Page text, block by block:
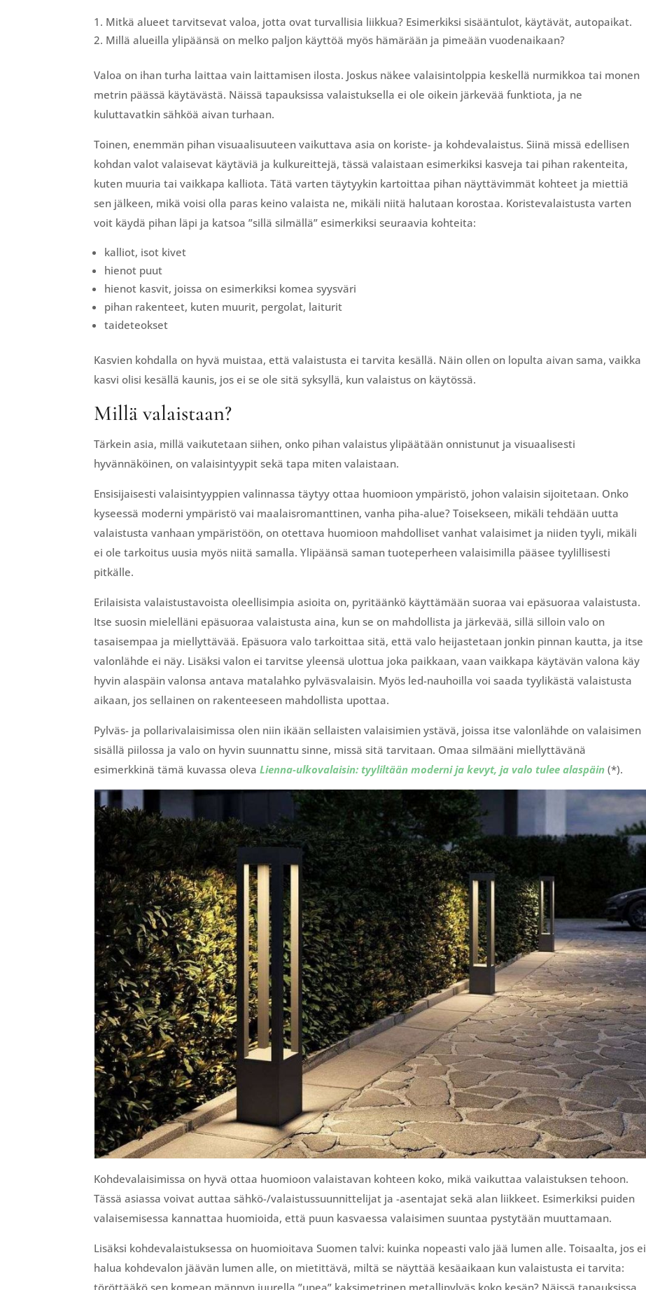
Mitkä alueet tarvitsevat valoa, jotta ovat turvallisia liikkua? Esimerkiksi sisääntulot, käytävät, autopaikat.
Millä alueilla ylipäänsä on melko paljon käyttöä myös hämärään ja pimeään vuodenaikaan?
Valoa on ihan turha laittaa vain laittamisen ilosta. Joskus näkee valaisintolppia keskellä nurmikkoa tai monen
metrin päässä käytävästä. Näissä tapauksissa valaistuksella ei ole oikein järkevää funktiota, ja ne
kuluttavatkin sähköä aivan turhaan.
Toinen, enemmän pihan visuaalisuuteen vaikuttava asia on koriste- ja kohdevalaistus. Siinä missä edellisen
kohdan valot valaisevat käytäviä ja kulkureittejä, tässä valaistaan esimerkiksi kasveja tai pihan rakenteita,
kuten muuria tai vaikkapa kalliota. Tätä varten täytyykin kartoittaa pihan näyttävimmät kohteet ja miettiä
sen jälkeen, mikä voisi olla paras keino valaista ne, mikäli niitä halutaan korostaa. Koristevalaistusta varten
voit käydä pihan läpi ja katsoa ”sillä silmällä” esimerkiksi seuraavia kohteita:
kalliot, isot kivet
hienot puut
hienot kasvit, joissa on esimerkiksi komea syysväri
pihan rakenteet, kuten muurit, pergolat, laiturit
taideteokset
Kasvien kohdalla on hyvä muistaa, että valaistusta ei tarvita kesällä. Näin ollen on lopulta aivan sama, vaikka
kasvi olisi kesällä kaunis, jos ei se ole sitä syksyllä, kun valaistus on käytössä.
Millä valaistaan?
Tärkein asia, millä vaikutetaan siihen, onko pihan valaistus ylipäätään onnistunut ja visuaalisesti
hyvännäköinen, on valaisintyypit sekä tapa miten valaistaan.
Ensisijaisesti valaisintyyppien valinnassa täytyy ottaa huomioon ympäristö, johon valaisin sijoitetaan. Onko
kyseessä moderni ympäristö vai maalaisromanttinen, vanha piha-alue? Toisekseen, mikäli tehdään uutta
valaistusta vanhaan ympäristöön, on otettava huomioon mahdolliset vanhat valaisimet ja niiden tyyli, mikäli
ei ole tarkoitus uusia myös niitä samalla. Ylipäänsä saman tuoteperheen valaisimilla pääsee tyylillisesti
pitkälle.
Erilaisista valaistustavoista oleellisimpia asioita on, pyritäänkö käyttämään suoraa vai epäsuoraa valaistusta.
Itse suosin mielelläni epäsuoraa valaistusta aina, kun se on mahdollista ja järkevää, sillä silloin valo on
tasaisempaa ja miellyttävää. Epäsuora valo tarkoittaa sitä, että valo heijastetaan jonkin pinnan kautta, ja itse
valonlähde ei näy. Lisäksi valon ei tarvitse yleensä ulottua joka paikkaan, vaan vaikkapa käytävän valona käy
hyvin alaspäin valonsa antava matalahko pylväsvalaisin. Myös led-nauhoilla voi saada tyylikästä valaistusta
aikaan, jos sellainen on rakenteeseen mahdollista upottaa.
Pylväs- ja pollarivalaisimissa olen niin ikään sellaisten valaisimien ystävä, joissa itse valonlähde on valaisimen
sisällä piilossa ja valo on hyvin suunnattu sinne, missä sitä tarvitaan. Omaa silmääni miellyttävänä
esimerkkinä tämä kuvassa olevaLienna-ulkovalaisin: tyyliltään moderni ja kevyt, ja valo tulee alaspäin (*).
Kohdevalaisimissa on hyvä ottaa huomioon valaistavan kohteen koko, mikä vaikuttaa valaistuksen tehoon.
Tässä asiassa voivat auttaa sähkö-/valaistussuunnittelijat ja -asentajat sekä alan liikkeet. Esimerkiksi puiden
valaisemisessa kannattaa huomioida, että puun kasvaessa valaisimen suuntaa pystytään muuttamaan.
Lisäksi kohdevalaistuksessa on huomioitava Suomen talvi: kuinka nopeasti valo jää lumen alle. Toisaalta, jos ei
halua kohdevalon jäävän lumen alle, on mietittävä, miltä se näyttää kesäaikaan kun valaistusta ei tarvita:
töröttääkö sen komean männyn juurella ”upea” kaksimetrinen metallipylväs koko kesän? Näissä tapauksissa